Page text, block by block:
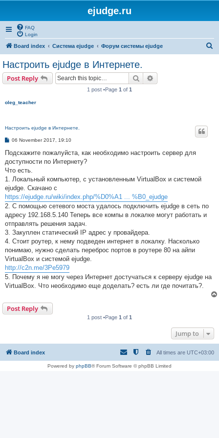
ejudge.ru
FAQ
Login
Board index Система ejudge Форум системы ejudge
Настроить ejudge в Интернете.
Post Reply Search
1 post •Page 1 of 1
oleg_teacher
Настроить ejudge в Интернете.
P
s
06 November 2017, 19:10
Подскажите пожалуйста, как необходимо настроить сервер для
доступности по Интернету?
Что есть.
1. Локальный компьютер, с установленным VirtualBox и системой
ejudge. Скачано с
https://ejudge.ru/wiki/index.php/%D0%A1 ... %B0_ejudge
2. С помощью сетевого моста удалось подключить ejudge в сеть по
адресу 192.168.5.140 Теперь все компы в локалке могут работать и
отправлять решения задач.
3. Закуплен статический IP адрес у провайдера.
4. Стоит роутер, к нему подведен интернет в локалку. Насколько
понимаю, нужно сделать переброс портов в роутере 80 на айпи
VirtualBox и системой ejudge.
http://c2n.me/3Pe5979
5. Почему я не могу через Интернет достучаться к серверу ejudge на
VirtualBox. Что необходимо еще доделать? есть ли где почитать?.
Post Reply
1 post •Page 1 of 1
Jump to
Board index All times are UTC+03:00
Powered by phpBB® Forum Software © phpBB Limited